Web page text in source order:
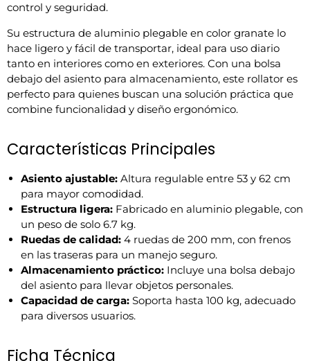
control y seguridad.
Su estructura de aluminio plegable en color granate lo
hace ligero y fácil de transportar, ideal para uso diario
tanto en interiores como en exteriores. Con una bolsa
debajo del asiento para almacenamiento, este rollator es
perfecto para quienes buscan una solución práctica que
combine funcionalidad y diseño ergonómico.
Características Principales
Asiento ajustable: Altura regulable entre 53 y 62 cm
para mayor comodidad.
Estructura ligera: Fabricado en aluminio plegable, con
un peso de solo 6.7 kg.
Ruedas de calidad: 4 ruedas de 200 mm, con frenos
en las traseras para un manejo seguro.
Almacenamiento práctico: Incluye una bolsa debajo
del asiento para llevar objetos personales.
Capacidad de carga: Soporta hasta 100 kg, adecuado
para diversos usuarios.
Ficha Técnica